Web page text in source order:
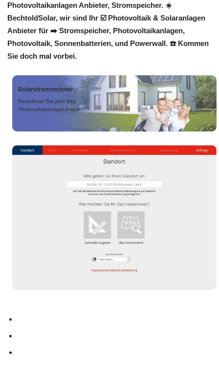
Photovoltaikanlagen Anbieter, Stromspeicher. ☀️
BechtoldSolar, wir sind Ihr ☑️ Photovoltaik & Solaranlagen
Anbieter für ➡️ Stromspeicher, Photovoltaikanlagen,
Photovoltaik, Sonnenbatterien, und Powerwall. ☎️ Kommen
Sie doch mal vorbei.